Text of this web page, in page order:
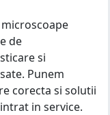
de
si
Punem
corecta si solutii
in service.